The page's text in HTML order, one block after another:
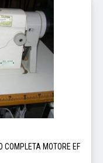
MOTORE EF